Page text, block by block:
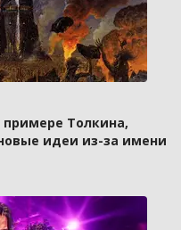
примере Толкина,
идеи из-за имени